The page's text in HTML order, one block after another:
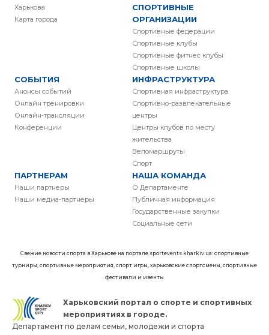
Харькова
Карта города
СПОРТИВНЫЕ
ОРГАНИЗАЦИИ
Спортивные федерации
Спортивные клубы
Спортивные фитнес клубы
Спортивные школы
СОБЫТИЯ
Анонсы событий
Онлайн тренировки
Онлайн-трансляции
Конференции
ИНФРАСТРУКТУРА
Спортивная инфраструктура
Спортивно-развлекательные
центры
Центры клубов по месту
жительства
Веломаршруты
Спорт
ПАРТНЕРАМ
Наши партнеры
Наши медиа-партнеры
НАША КОМАНДА
О Департаменте
Публичная информация
Государственные закупки
Социальные сети
Свежие новости спорта в Харькове на портале sportevents.kharkiv.ua: спортивные
турниры, спортивные мероприятия, спорт игры, харьковские спортсмены, спортивные
фестивали и ивенты
Харьковский портал о спорте и спортивных
мероприятиях в городе.
Департамент по делам семьи, молодежи и спорта